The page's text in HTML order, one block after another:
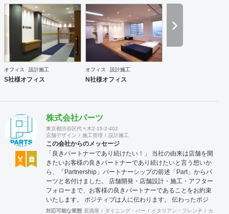
オフィス 設計施工
S社様オフィス
オフィス 設計施工
N社様オフィス
株式会社パーツ
東京都渋谷区代々木2-15-2-402
店舗デザイン
施工管理 設計施工
この会社からのメッセージ
「良きパートナーであり続けたい！」 当社の由来は店舗を開
きたいお客様の良きパートナーであり続けたいと言う想いか
ら、「Partnership」パートナーシップの前述「Part」からパ
ーツと名付けました。 店舗開発・店舗設計・施工・アフター
フォローまで、お客様の良きパートナーであることをお約束
いたします。 ポジティブは人に伝わります。 伝わったポジ
ティブが幸せを呼び込み、呼び込んだ幸せが、さらに大きな
対応可能な業態 居酒屋 ダイニング・バー イタリアン・フレンチ カフェ